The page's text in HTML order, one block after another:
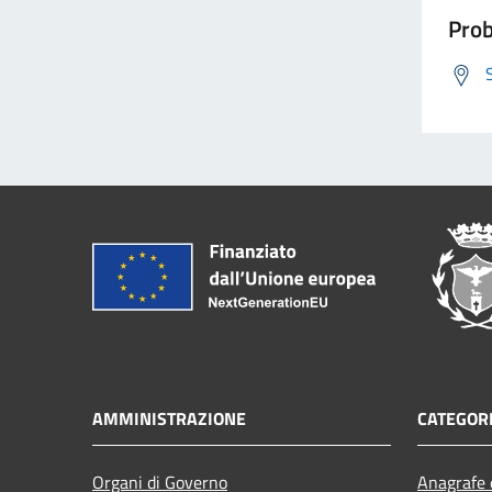
AMMINISTRAZIONE
Organi di Governo